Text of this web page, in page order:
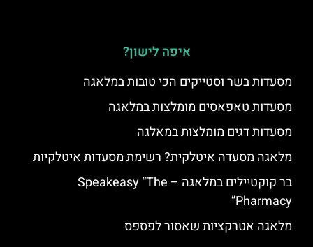
איפה לישון?
מסעדות בשר וסטייקים הכי טובות במלאגה
מסעדות טאפאסים מומלצות במלאגה
מסעדות דגים מומלצות במאלגה
מלאגה מסעדה איטלקית? רשימת מסעדות איטלקיות
בר קוקטיילים במלאגה – Speakeasy “The
Pharmacy”
מלאגה אטרקציות שאסור לפספס